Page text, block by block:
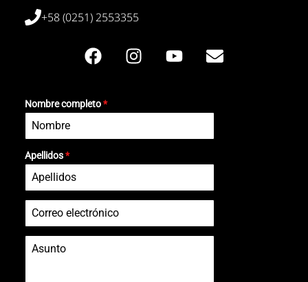
+58 (0251) 2553355
Nombre completo*
Apellidos*